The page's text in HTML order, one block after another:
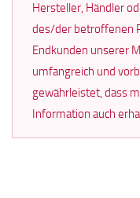
Hersteller, Händler
des/der betroffenen
Endkunden unserer
umfangreich und
gewährleistet, dass
Information auch